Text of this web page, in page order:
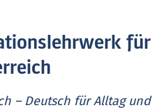
für
– Deutsch für Alltag und